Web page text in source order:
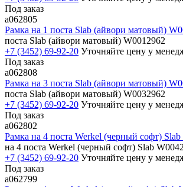
Под заказ
a062805
Рамка на 1 поста Slab (айвори матовый)
поста Slab (айвори матовый) W0012962
+7 (3452) 69-92-20 Уточняйте цену у
Под заказ
a062808
Рамка на 3 поста Slab (айвори матовый)
поста Slab (айвори матовый) W0032962
+7 (3452) 69-92-20 Уточняйте цену у
Под заказ
a062802
Рамка на 4 поста Werkel (черный софт)
на 4 поста Werkel (черный софт) Slab
+7 (3452) 69-92-20 Уточняйте цену у
Под заказ
a062799